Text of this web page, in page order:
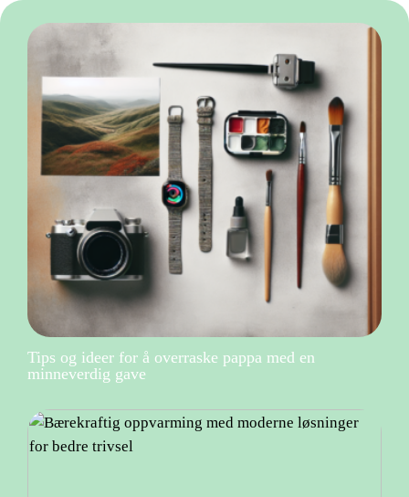
Tips og ideer for å overraske pappa med en
minneverdig gave